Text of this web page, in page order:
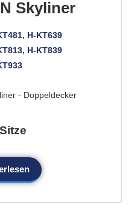
Skyliner
H-KT639
H-KT839